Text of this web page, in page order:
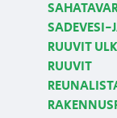
SADEVESI-
RUUVIT
RUUVIT